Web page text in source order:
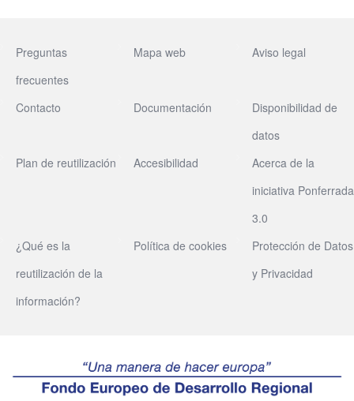
Preguntas
frecuentes
Mapa web Aviso legal
Contacto Documentación
Disponibilidad de
datos
Plan de reutilización
Accesibilidad
Acerca de la
iniciativa Ponferrada
3.0
¿Qué es la
reutilización de la
información?
Política de cookies
Protección de Datos
y Privacidad